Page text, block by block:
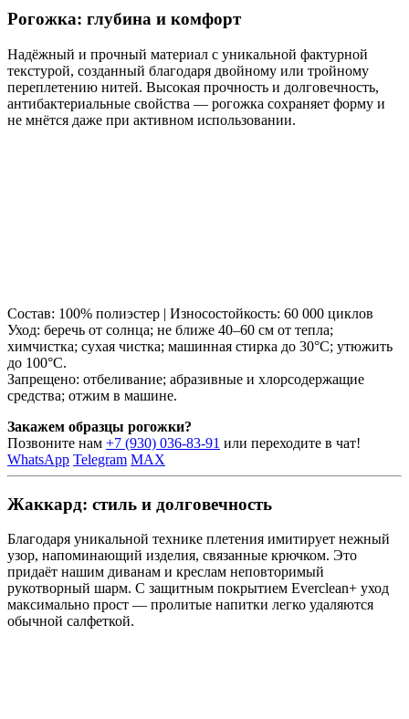
Рогожка: глубина и комфорт
Надёжный и прочный материал с уникальной фактурной
текстурой, созданный благодаря двойному или тройному
переплетению нитей. Высокая прочность и долговечность,
антибактериальные свойства — рогожка сохраняет форму и
не мнётся даже при активном использовании.
Состав: 100% полиэстер | Износостойкость: 60 000 циклов
Уход: беречь от солнца; не ближе 40–60 см от тепла;
химчистка; сухая чистка; машинная стирка до 30°C; утюжить
до 100°C.
Запрещено: отбеливание; абразивные и хлорсодержащие
средства; отжим в машине.
Закажем образцы рогожки?
Позвоните нам +7 (930) 036-83-91 или переходите в чат!
WhatsApp Telegram MAX
Жаккард: стиль и долговечность
Благодаря уникальной технике плетения имитирует нежный
узор, напоминающий изделия, связанные крючком. Это
придаёт нашим диванам и креслам неповторимый
рукотворный шарм. С защитным покрытием Everclean+ уход
максимально прост — пролитые напитки легко удаляются
обычной салфеткой.